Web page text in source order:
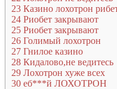
23 Казино лохотрон
24 Риобет закрывают
25 Риобет закрывают
26 Голимый лохотрон
27 Гнилое казино
28 Кидалово,не ведитесь
29 Лохотрон хуже всех
30 еб***й ЛОХОТРОН